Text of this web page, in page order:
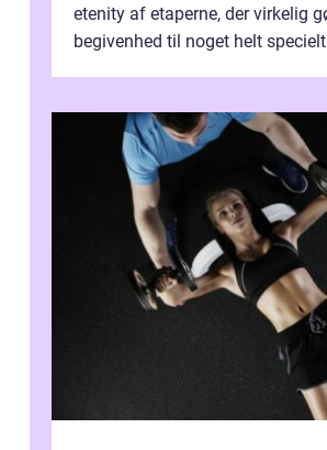
etenity af etaperne, der virkelig
begivenhed til noget helt